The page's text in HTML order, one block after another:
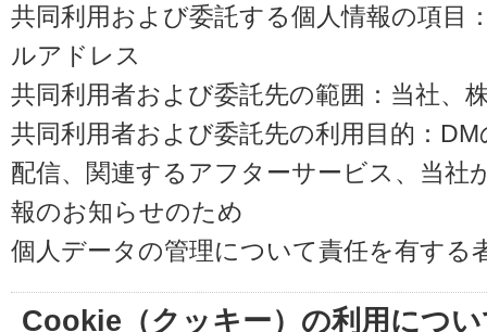
共同利用および委託する個人情報の項目
ルアドレス
共同利用者および委託先の範囲：当社、
共同利用者および委託先の利用目的：
配信、関連するアフターサービス、当社
報のお知らせのため
個人データの管理について責任を有する
Cookie（クッキー）の利用につ